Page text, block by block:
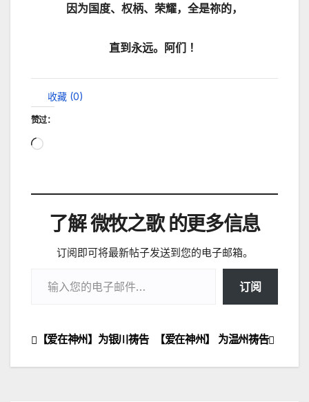
因为国度、权柄、荣耀，全是祢的，
直到永远。阿们 ！
收藏 (0)
赞过：
正
载…
了解 微牧之歌 的更多信息
订阅即可将最新帖子发送到您的电子邮箱。
订阅
文
章
【爱在神州】 为温州祷告
【爱在神州】为银川祷告